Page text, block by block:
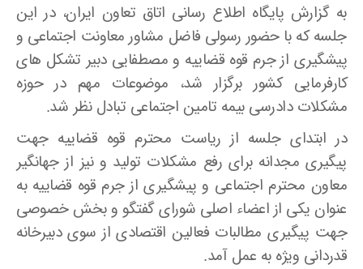
به گزارش پایگاه اطلاع رسانی اتاق تعاون ایران، در این
جلسه که با حضور رسولی فاضل مشاور معاونت اجتماعی و
پیشگیری از جرم قوه قضاییه و مصطفایی دبیر تشکل های
کارفرمایی کشور برگزار شد، موضوعات مهم در حوزه
مشکلات دادرسی بیمه تامین اجتماعی تبادل نظر شد.
در ابتدای جلسه از ریاست محترم قوه قضاییه جهت
پیگیری مجدانه برای رفع مشکلات تولید و نیز از جهانگیر
معاون محترم اجتماعی و پیشگیری از جرم قوه قضاییه به
عنوان یکی از اعضاء اصلی شورای گفتگو و بخش خصوصی
جهت پیگیری مطالبات فعالین اقتصادی از سوی دبیرخانه
قدردانی ویژه به عمل آمد.